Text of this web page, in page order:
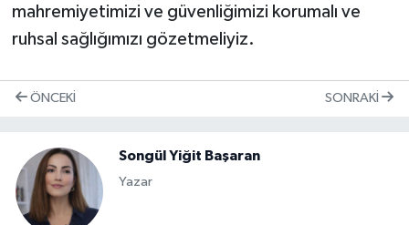
mahremiyetimizi ve güvenliğimizi korumalı ve
ruhsal sağlığımızı gözetmeliyiz.
ÖNCEKI SONRAKI
Songül Yiğit Başaran
Yazar